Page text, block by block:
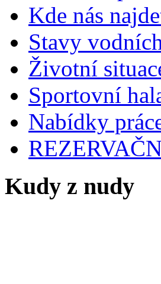
Kde nás
Stavy
Životní
Sportovní
Nabídky
Kudy z nudy